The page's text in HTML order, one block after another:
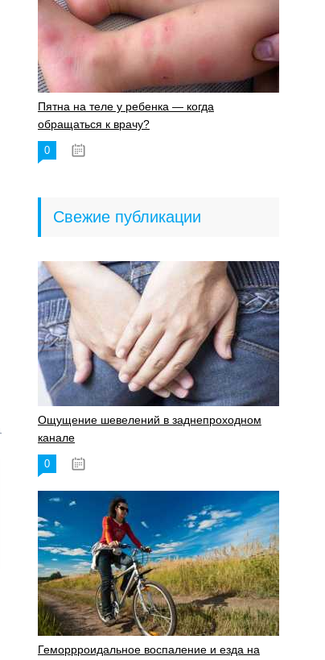
Пятна на теле у ребенка — когда
обращаться к врачу?
0
Свежие публикации
Ощущение шевелений в заднепроходном
канале
0
Геморрроидальное воспаление и езда на